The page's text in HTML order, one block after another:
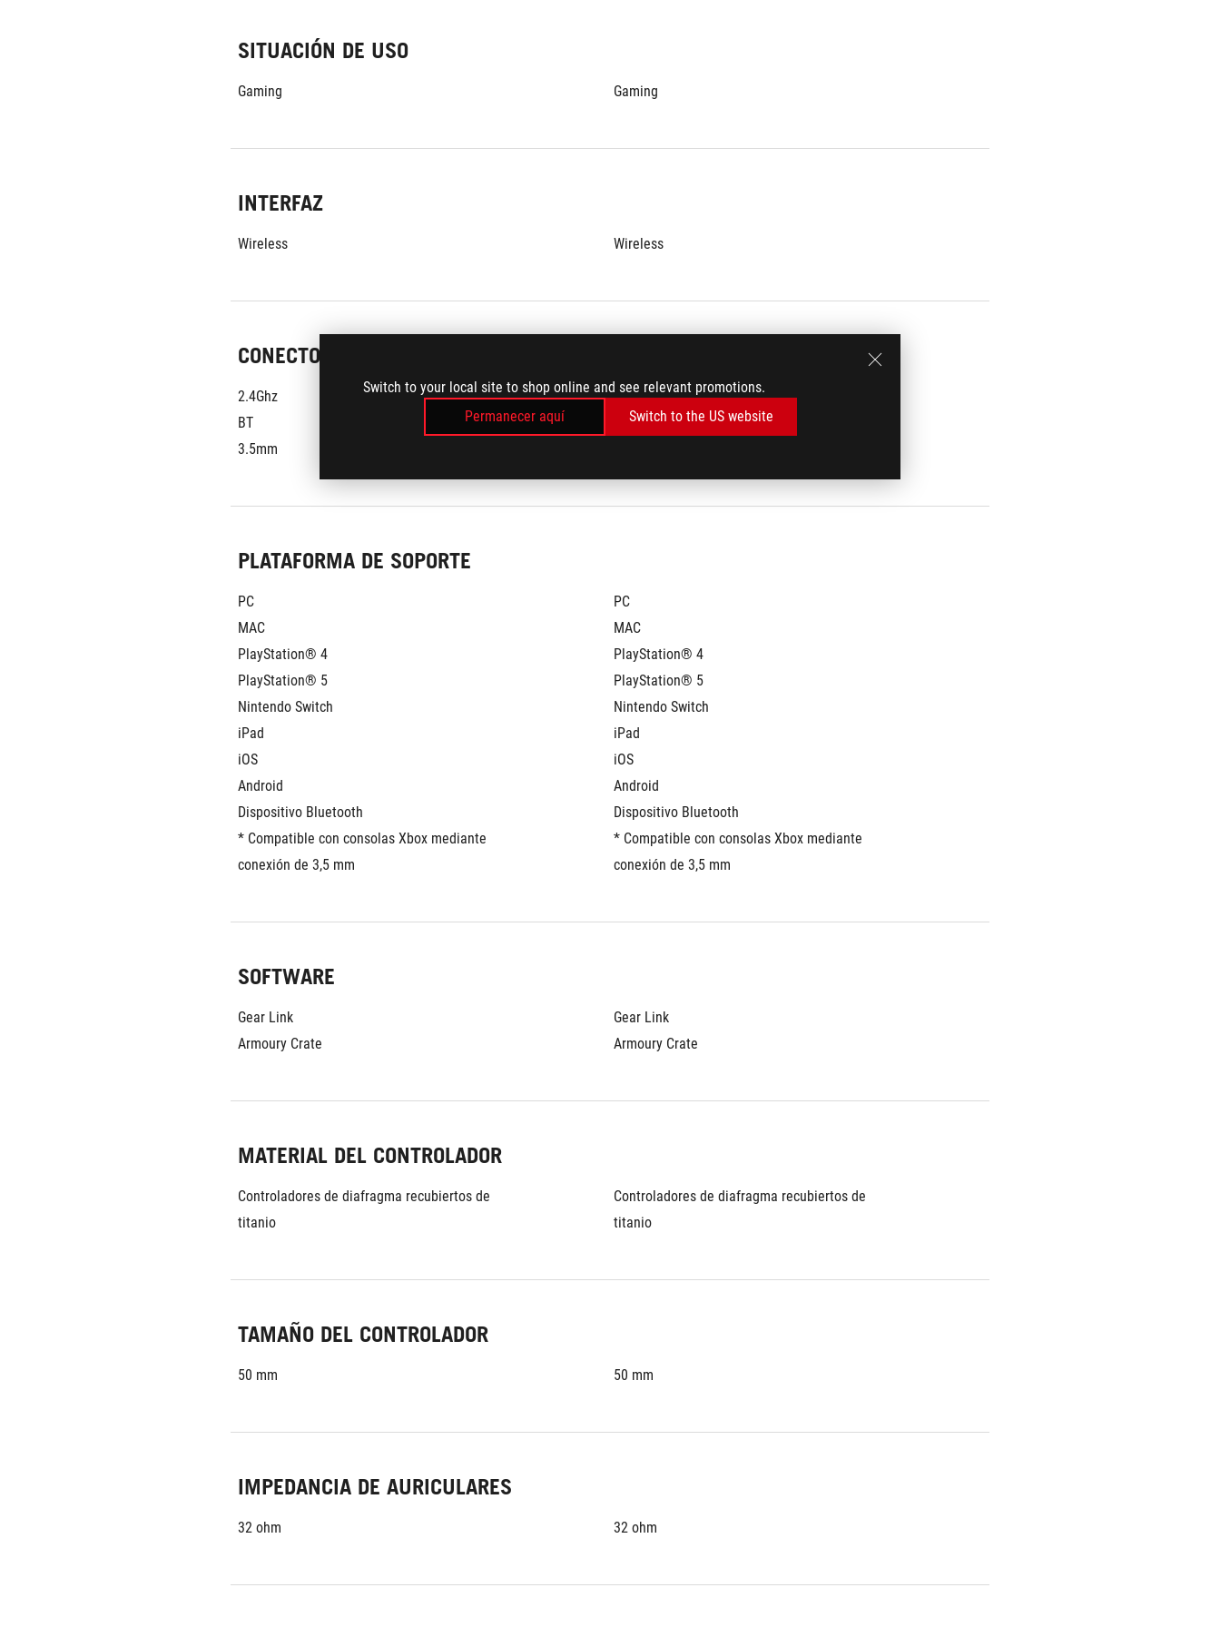
Switch to your local site to shop online and see relevant promotions.
Permanecer aquí
Switch to the US website
SITUACIÓN DE USO
Gaming Gaming
INTERFAZ
Wireless Wireless
CONECTOR
2.4Ghz
BT
3.5mm
2.4Ghz
PLATAFORMA DE SOPORTE
PC
MAC
PlayStation® 4
PlayStation® 5
Nintendo Switch
iPad
iOS
Android
Dispositivo Bluetooth
* Compatible con consolas Xbox mediante
conexión de 3,5 mm
PC
MAC
PlayStation® 4
PlayStation® 5
Nintendo Switch
iPad
iOS
Android
Dispositivo Bluetooth
* Compatible con consolas Xbox mediante
conexión de 3,5 mm
SOFTWARE
Gear Link
Armoury Crate
Gear Link
Armoury Crate
MATERIAL DEL CONTROLADOR
Controladores de diafragma recubiertos de
titanio
Controladores de diafragma recubiertos de
titanio
TAMAÑO DEL CONTROLADOR
50 mm 50 mm
IMPEDANCIA DE AURICULARES
32 ohm 32 ohm